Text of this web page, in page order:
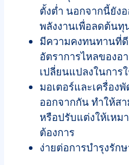
ตั้งต่ำ นอกจากนี้ยัง
พลังงานเพื่อลดต้นทุ
มีความคงทนทานที่
อัตราการไหลของอ
เปลี่ยนแปลงในการ
มอเตอร์และเครื่อง
ออกจากกัน ทำให้ส
หรือปรับแต่งให้เหม
ต้องการ
ง่ายต่อการบำรุงรัก